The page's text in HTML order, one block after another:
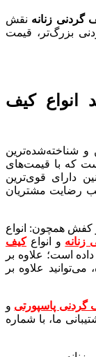
گردنی زنانه نقش
بزرگ‌تر، قیمت
انواع کیف
و شناخته‌شده‌ترین
که با قیمت‌های
دارای قوی‌ترین
رضایت مشتریان
کفش همچون: انواع
و انواعکیف
است؛ علاوه بر
می‌توانید علاوه بر
پاسپورتی و
ما، با شماره